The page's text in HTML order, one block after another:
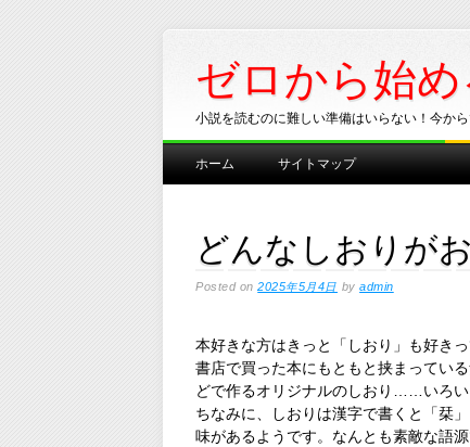
ゼロから始
小説を読むのに難しい準備はいらない！今か
Main menu
Skip
ホーム サイトマップ
どんなしおりが
Posted on2025年5月4日 byadmin
本好きな方はきっと「しおり」も好き
書店で買った本にもともと挟まってい
どで作るオリジナルのしおり……いろい
ちなみに、しおりは漢字で書くと「栞
味があるようです。なんとも素敵な語源